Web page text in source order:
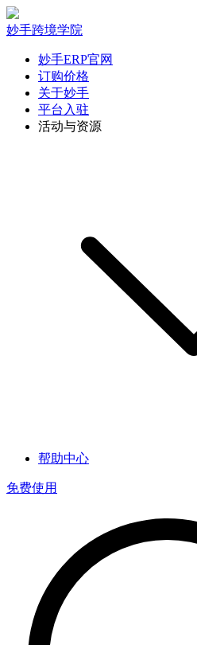
妙手跨境学院
妙手ERP官网
订购价格
关于妙手
平台入驻
活动与资源
帮助中心
免费使用